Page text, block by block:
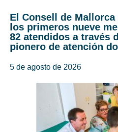
El Consell de Mallorca
los primeros nueve
82 atendidos a través
pionero de atención
5 de agosto de 2026